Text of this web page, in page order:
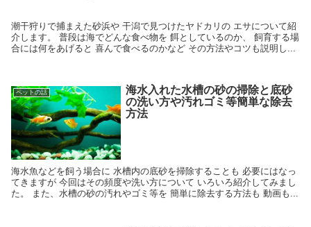
潮干狩りで捕まえた砂浜や 干潟で見つけたヤドカリの エサについて紹
介します。 普段は海でどんな食べ物を 餌としているのか、 飼育する場
合には何をあげると 喜んで食べるのかなど その方法やコツも説明し...
ペットの話
海水入れた水槽の砂の掃除と底砂
の洗い方や汚れゴミ等簡単な除去
方法
海水魚などを飼う場合に 水槽内の底砂を掃除することも 必要にはなっ
てきますが 今回はその頻度や洗い方について いろいろ紹介してみまし
た。 また、水槽の砂の汚れやゴミ等を 簡単に除去する方法も 動画も...